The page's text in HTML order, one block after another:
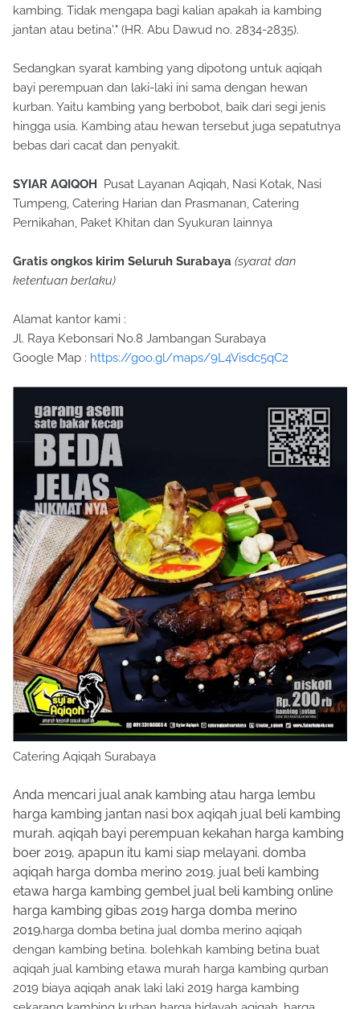
kambing. Tidak mengapa bagi kalian apakah ia kambing
jantan atau betina'." (HR. Abu Dawud no. 2834-2835).
Sedangkan syarat kambing yang dipotong untuk aqiqah
bayi perempuan dan laki-laki ini sama dengan hewan
kurban. Yaitu kambing yang berbobot, baik dari segi jenis
hingga usia. Kambing atau hewan tersebut juga sepatutnya
bebas dari cacat dan penyakit.
SYIAR AQIQOH
Pusat Layanan Aqiqah, Nasi Kotak, Nasi
Tumpeng, Catering Harian dan Prasmanan, Catering
Pernikahan, Paket Khitan dan Syukuran lainnya
Gratis ongkos kirim Seluruh Surabaya (syarat dan
ketentuan berlaku)
Alamat kantor kami :
Jl. Raya Kebonsari No.8 Jambangan Surabaya
Google Map : https://goo.gl/maps/9L4Visdc5qC2
Catering Aqiqah Surabaya
Anda mencari jual anak kambing atau harga lembu
harga kambing jantan nasi box aqiqah jual beli kambing
murah. aqiqah bayi perempuan kekahan harga kambing
boer 2019, apapun itu kami siap melayani. domba
aqiqah harga domba merino 2019. jual beli kambing
etawa harga kambing gembel jual beli kambing online
harga kambing gibas 2019 harga domba merino
2019.harga domba betina jual domba merino aqiqah
dengan kambing betina. bolehkah kambing betina buat
aqiqah jual kambing etawa murah harga kambing qurban
2019 biaya aqiqah anak laki laki 2019 harga kambing